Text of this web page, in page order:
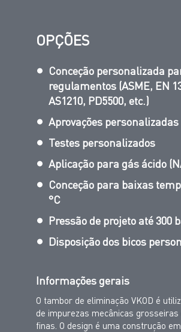
OPÇÕES
Conceção personalizada
regulamentos (ASME, EN
AS1210, PD5500, etc.)
Aprovações personalizadas
Testes personalizados
Aplicação para gás ácido
Conceção para baixas
°C
Pressão de projeto até 300
Disposição dos bicos
Informações gerais
O tambor de eliminação VKOD é
de impurezas mecânicas
finas. O design é uma construção